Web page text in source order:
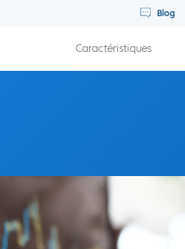
Blog
Caractéristiques